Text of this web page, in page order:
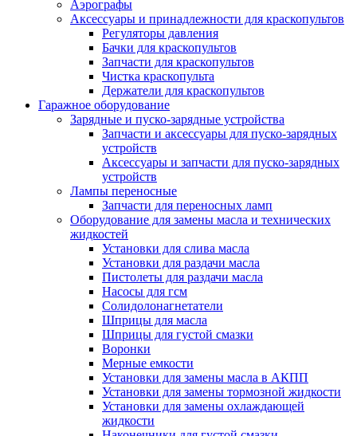
Аэрографы
Аксессуары и принадлежности для краскопультов
Регуляторы давления
Бачки для краскопультов
Запчасти для краскопультов
Чистка краскопульта
Держатели для краскопультов
Гаражное оборудование
Зарядные и пуско-зарядные устройства
Запчасти и аксессуары для пуско-зарядных
устройств
Аксессуары и запчасти для пуско-зарядных
устройств
Лампы переносные
Запчасти для переносных ламп
Оборудование для замены масла и технических
жидкостей
Установки для слива масла
Установки для раздачи масла
Пистолеты для раздачи масла
Насосы для гсм
Солидолонагнетатели
Шприцы для масла
Шприцы для густой смазки
Воронки
Мерные емкости
Установки для замены масла в АКПП
Установки для замены тормозной жидкости
Установки для замены охлаждающей
жидкости